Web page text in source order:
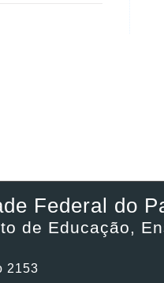
Federal do
de Educação,
2153